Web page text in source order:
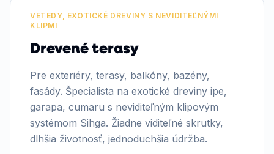
VETEDY, EXOTICKÉ DREVINY S NEVIDITEĽNÝMI
KLIPMI
Drevené terasy
Pre exteriéry, terasy, balkóny, bazény,
fasády. Špecialista na exotické dreviny ipe,
garapa, cumaru s neviditeľným klipovým
systémom Sihga. Žiadne viditeľné skrutky,
dlhšia životnosť, jednoduchšia údržba.